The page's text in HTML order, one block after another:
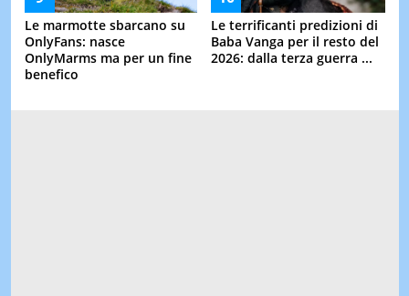
Le marmotte sbarcano su
OnlyFans: nasce
OnlyMarms ma per un fine
benefico
Le terrificanti predizioni di
Baba Vanga per il resto del
2026: dalla terza guerra ...